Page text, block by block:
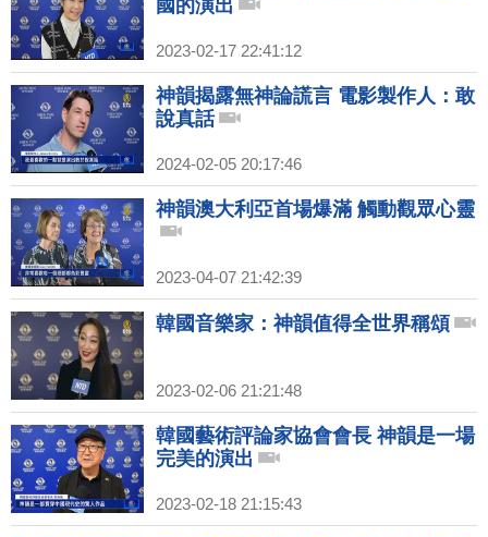
國的演出
2023-02-17 22:41:12
神韻揭露無神論謊言 電影製作人：敢
說真話
2024-02-05 20:17:46
神韻澳大利亞首場爆滿 觸動觀眾心靈
2023-04-07 21:42:39
韓國音樂家：神韻值得全世界稱頌
2023-02-06 21:21:48
韓國藝術評論家協會會長 神韻是一場
完美的演出
2023-02-18 21:15:43